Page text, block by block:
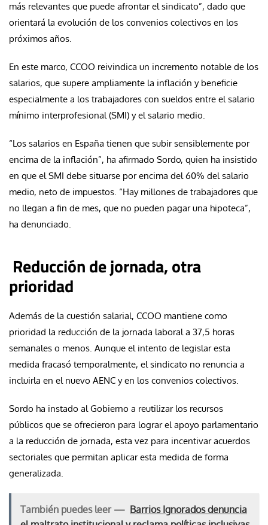
más relevantes que puede afrontar el sindicato”, dado que
orientará la evolución de los convenios colectivos en los
próximos años.
En este marco, CCOO reivindica un incremento notable de los
salarios, que supere ampliamente la inflación y beneficie
especialmente a los trabajadores con sueldos entre el salario
mínimo interprofesional (SMI) y el salario medio.
“Los salarios en España tienen que subir sensiblemente por
encima de la inflación”, ha afirmado Sordo, quien ha insistido
en que el SMI debe situarse por encima del 60% del salario
medio, neto de impuestos. “Hay millones de trabajadores que
no llegan a fin de mes, que no pueden pagar una hipoteca”,
ha denunciado.
Reducción de jornada, otra
prioridad
Además de la cuestión salarial, CCOO mantiene como
prioridad la reducción de la jornada laboral a 37,5 horas
semanales o menos. Aunque el intento de legislar esta
medida fracasó temporalmente, el sindicato no renuncia a
incluirla en el nuevo AENC y en los convenios colectivos.
Sordo ha instado al Gobierno a reutilizar los recursos
públicos que se ofrecieron para lograr el apoyo parlamentario
a la reducción de jornada, esta vez para incentivar acuerdos
sectoriales que permitan aplicar esta medida de forma
generalizada.
También puedes leer — Barrios Ignorados denuncia